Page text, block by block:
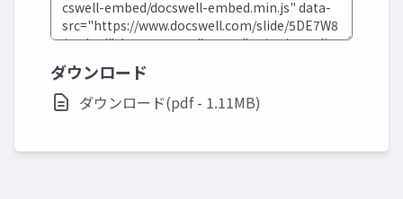
ダウンロード
ダウンロード(pdf - 1.11MB)